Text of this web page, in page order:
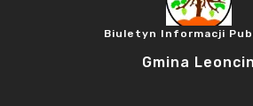
Biuletyn Informacji
Gmina Leoncin